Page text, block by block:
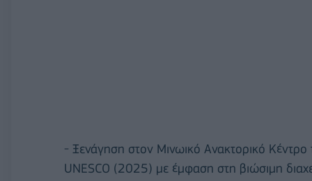
- Ξενάγηση στον Μινωικό Ανακτορικό
UNESCO (2025) με έμφαση στη βιώσιμη